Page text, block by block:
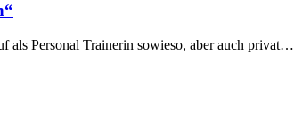
als Personal Trainerin sowieso, aber auch privat…